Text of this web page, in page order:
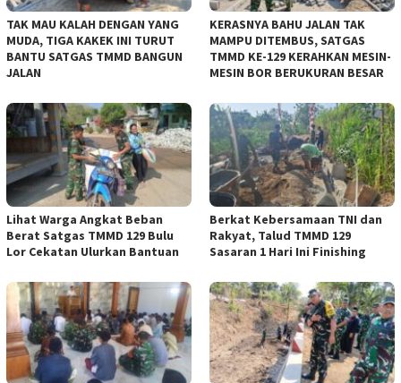
TAK MAU KALAH DENGAN YANG
MUDA, TIGA KAKEK INI TURUT
BANTU SATGAS TMMD BANGUN
JALAN
KERASNYA BAHU JALAN TAK
MAMPU DITEMBUS, SATGAS
TMMD KE-129 KERAHKAN MESIN-
MESIN BOR BERUKURAN BESAR
Lihat Warga Angkat Beban
Berat Satgas TMMD 129 Bulu
Lor Cekatan Ulurkan Bantuan
Berkat Kebersamaan TNI dan
Rakyat, Talud TMMD 129
Sasaran 1 Hari Ini Finishing